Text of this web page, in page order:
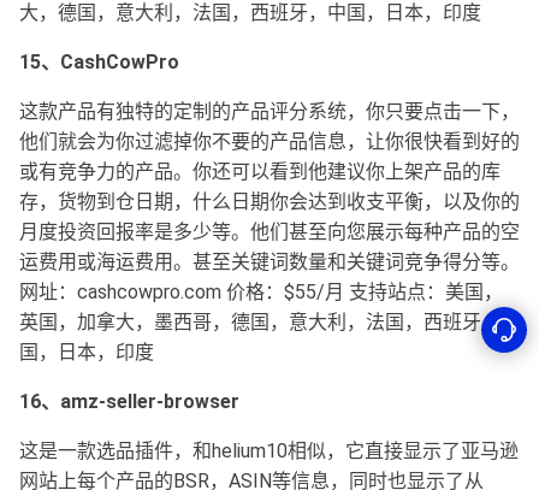
大，德国，意大利，法国，西班牙，中国，日本，印度
15、CashCowPro
这款产品有独特的定制的产品评分系统，你只要点击一下，
他们就会为你过滤掉你不要的产品信息，让你很快看到好的
或有竞争力的产品。你还可以看到他建议你上架产品的库
存，货物到仓日期，什么日期你会达到收支平衡，以及你的
月度投资回报率是多少等。他们甚至向您展示每种产品的空
运费用或海运费用。甚至关键词数量和关键词竞争得分等。
网址：cashcowpro.com 价格：$55/月 支持站点：美国，
英国，加拿大，墨西哥，德国，意大利，法国，西班牙，中
国，日本，印度
16、amz-seller-browser
这是一款选品插件，和helium10相似，它直接显示了亚马逊
网站上每个产品的BSR，ASIN等信息，同时也显示了从